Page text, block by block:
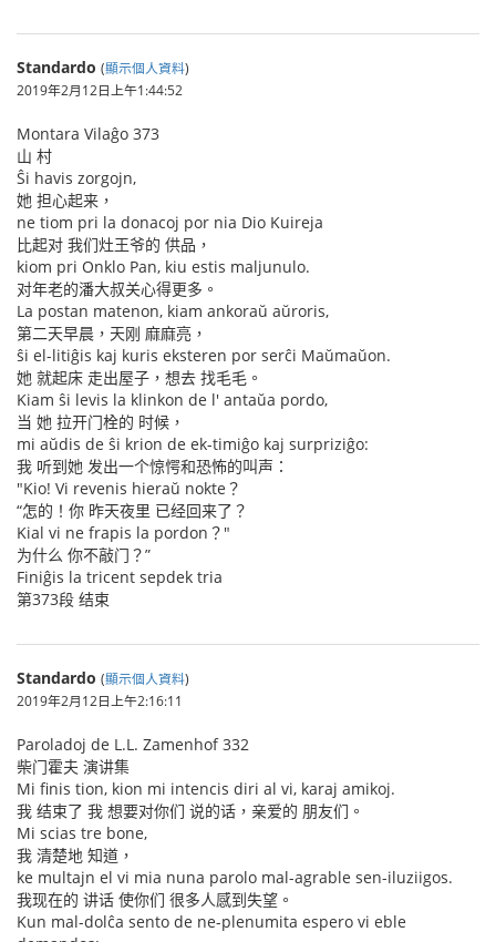
Standardo (顯示個人資料)
2019年2月12日上午1:44:52
Montara Vilaĝo 373
山 村
Ŝi havis zorgojn,
她 担心起来，
ne tiom pri la donacoj por nia Dio Kuireja
比起对 我们灶王爷的 供品，
kiom pri Onklo Pan, kiu estis maljunulo.
对年老的潘大叔关心得更多。
La postan matenon, kiam ankoraŭ aŭroris,
第二天早晨，天刚 麻麻亮，
ŝi el-litiĝis kaj kuris eksteren por serĉi Maŭmaŭon.
她 就起床 走出屋子，想去 找毛毛。
Kiam ŝi levis la klinkon de l' antaŭa pordo,
当 她 拉开门栓的 时候，
mi aŭdis de ŝi krion de ek-timiĝo kaj surpriziĝo:
我 听到她 发出一个惊愕和恐怖的叫声：
"Kio! Vi revenis hieraŭ nokte？
“怎的！你 昨天夜里 已经回来了？
Kial vi ne frapis la pordon？"
为什么 你不敲门？”
Finiĝis la tricent sepdek tria
第373段 结束
Standardo (顯示個人資料)
2019年2月12日上午2:16:11
Paroladoj de L.L. Zamenhof 332
柴门霍夫 演讲集
Mi finis tion, kion mi intencis diri al vi, karaj amikoj.
我 结束了 我 想要对你们 说的话，亲爱的 朋友们。
Mi scias tre bone,
我 清楚地 知道，
ke multajn el vi mia nuna parolo mal-agrable sen-iluziigos.
我现在的 讲话 使你们 很多人感到失望。
Kun mal-dolĉa sento de ne-plenumita espero vi eble